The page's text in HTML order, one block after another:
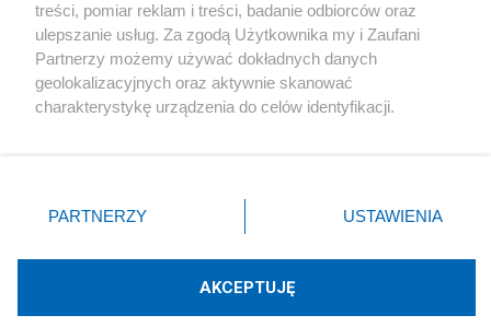
X Facebook Instagram Youtube
Technologię dostarcza:W3media.pl
treści, pomiar reklam i treści, badanie odbiorców oraz
ulepszanie usług. Za zgodą Użytkownika my i Zaufani
Partnerzy możemy używać dokładnych danych
geolokalizacyjnych oraz aktywnie skanować
charakterystykę urządzenia do celów identyfikacji.
zmienić/wycofać klikając przycisk ustawień prywatności
znajdujący się w lewym dolnym rogu strony
rodzaje przetwarzania danych nie wymagają zgody
użytkownika, ale masz prawo sprzeciwić się takiemu
PARTNERZY USTAWIENIA
AKCEPTUJĘ